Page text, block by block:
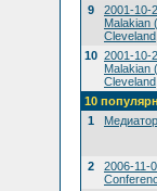
9
2001-10-
Malakian
10 2001-10-
Malakian
10
1
2
2006-11-